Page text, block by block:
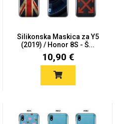
Silikonska Maskica za Y5
(2019) / Honor 8S - Š...
10,90 €